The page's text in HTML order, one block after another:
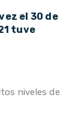
el 30 de
tuve
niveles de